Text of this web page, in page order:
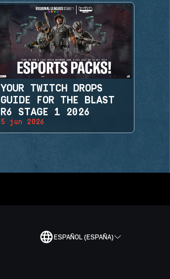
YOUR TWITCH DROPS
GUIDE FOR THE BLAST
R6 STAGE 1 2026
5 jun 2026
ESPAÑOL (ESPAÑA)